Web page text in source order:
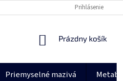
Prihlásenie
NÁKUPNÝ
Prázdny košík
Priemyselné mazivá